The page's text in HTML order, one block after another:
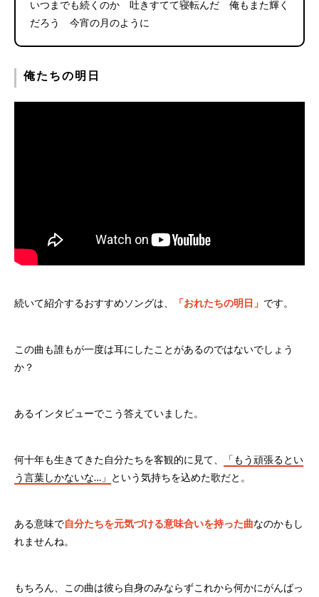
いつまでも続くのか 吐きすてて寝転んだ 俺もまた輝く
だろう 今宵の月のように
俺たちの明日
続いて紹介するおすすめソングは、 「おれたちの明日」 です。
この曲も誰もが一度は耳にしたことがあるのではないでしょう
か？
あるインタビューでこう答えていました。
何十年も生きてきた自分たちを客観的に見て、
「もう頑張るとい
う言葉しかないな…」 という気持ちを込めた歌だと。
ある意味で自分たちを元気づける意味合いを持った曲なのかもし
れませんね。
もちろん、この曲は彼ら自身のみならずこれから何かにがんばっ